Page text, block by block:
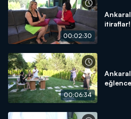
00:02:30
itiraflar!
00:06:34